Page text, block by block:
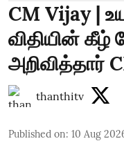
CM Vijay |
விதியின்
அறிவித்தார்
thanthitv
Published on: 10 Aug